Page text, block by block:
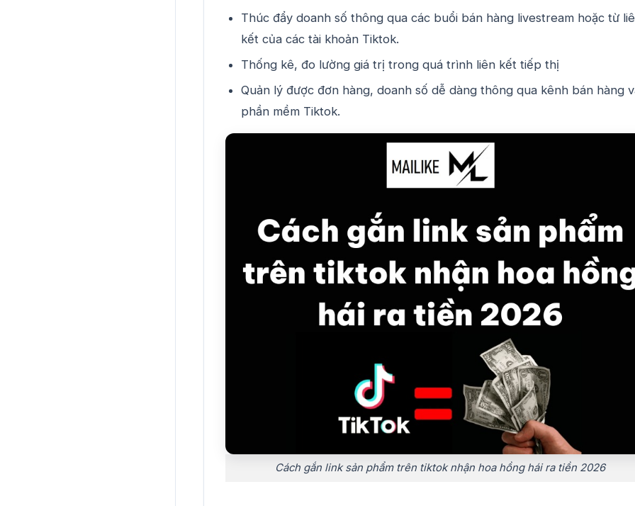
Thúc đẩy doanh số thông qua các buổi bán hàng livestream hoặc từ
kết của các tài khoản Tiktok.
Thống kê, đo lường giá trị trong quá trình liên kết tiếp thị
Quản lý được đơn hàng, doanh số dễ dàng thông qua kênh bán hàng
phần mềm Tiktok.
Cách gắn link sản phẩm trên tiktok nhận hoa hồng hái ra tiền 2026